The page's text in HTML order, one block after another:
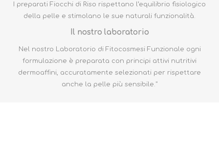
I preparati Fiocchi di Riso rispettano l’equilibrio fisiologico
della pelle e stimolano le sue naturali funzionalità.
Il nostro laboratorio
Nel nostro Laboratorio di Fitocosmesi Funzionale ogni
formulazione è preparata con principi attivi nutritivi
dermoaffini, accuratamente selezionati per rispettare
anche la pelle più sensibile."